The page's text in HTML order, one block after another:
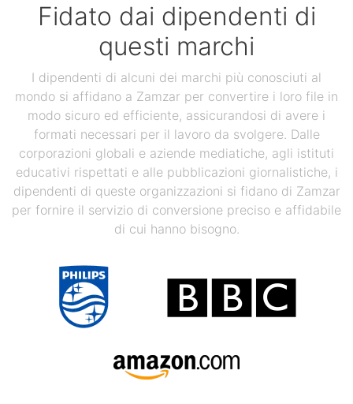
Fidato dai dipendenti di
questi marchi
I dipendenti di alcuni dei marchi più conosciuti al
mondo si affidano a Zamzar per convertire i loro file in
modo sicuro ed efficiente, assicurandosi di avere i
formati necessari per il lavoro da svolgere. Dalle
corporazioni globali e aziende mediatiche, agli istituti
educativi rispettati e alle pubblicazioni giornalistiche, i
dipendenti di queste organizzazioni si fidano di Zamzar
per fornire il servizio di conversione preciso e affidabile
di cui hanno bisogno.